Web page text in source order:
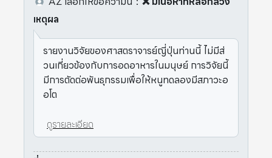
เหตุผล
รายงานวิจัยของศาสตราจารย์ญี่ปุ่นท่านนี้ ไม่มีส่
วนเกี่ยวข้องกับการอดอาหารในมนุษย์ การวิจัยนี้
มีการตัดต่อพันธุกรรมเพื่อให้หนูทดลองมีสภาวะอ
อโต
ดูรายละเอียด